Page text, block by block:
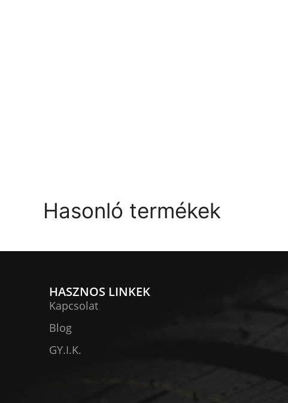
Hasonló termékek
HASZNOS LINKEK
Kapcsolat
Blog
GY.I.K.